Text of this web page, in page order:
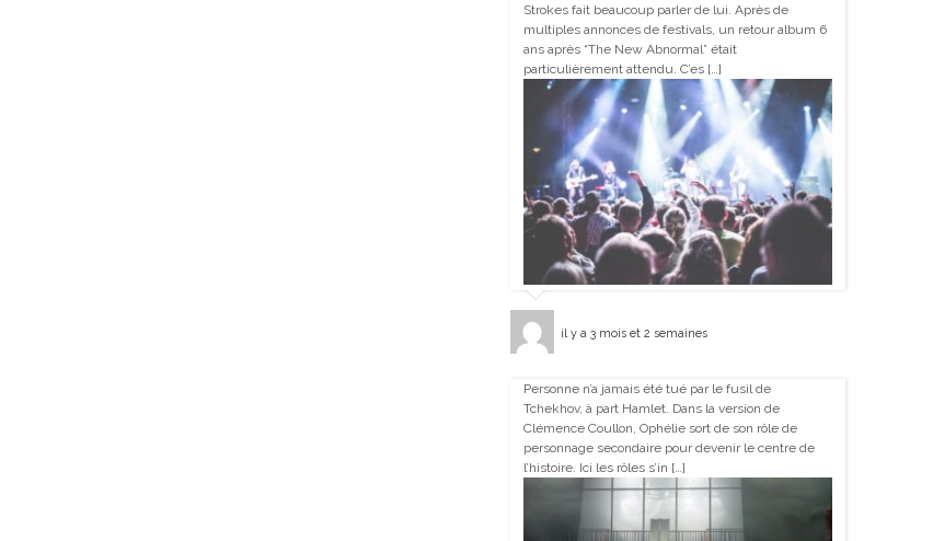
Strokes fait beaucoup parler de lui. Après de
multiples annonces de festivals, un retour album 6
ans après “The New Abnormal” était
particulièrement attendu. C’es […]
il y a 3 mois et 2 semaines
Personne n’a jamais été tué par le fusil de
Tchekhov, à part Hamlet. Dans la version de
Clémence Coullon, Ophélie sort de son rôle de
personnage secondaire pour devenir le centre de
l’histoire. Ici les rôles s’in […]